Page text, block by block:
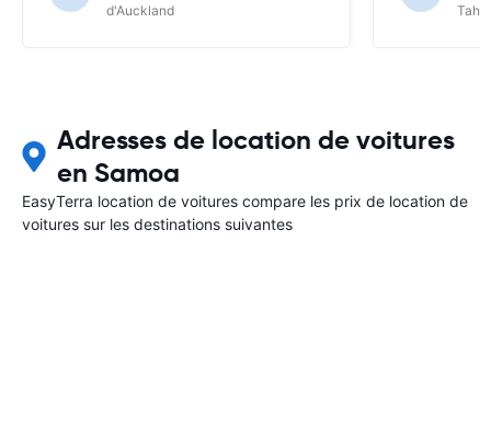
d'Auckland
Adresses de location de voitures
en Samoa
EasyTerra location de voitures compare les prix de location de
voitures sur les destinations suivantes